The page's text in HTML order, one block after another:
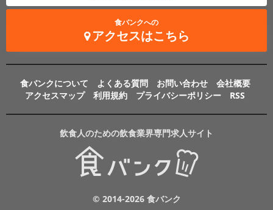
食バンクへの
アクセスはこちら
食バンクについて よくある質問 お問い合わせ
会社概要
アクセスマップ
利用規約 プライバシーポリシー RSS
飲食人のための飲食業界専門求人サイト
© 2014-2026 食バンク